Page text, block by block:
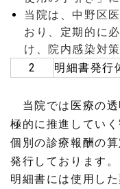
当院は、中野区
おり、定期的に
け、院内感染対
2
明細書発行
当院では医療の透
極的に推進してい
個別の診療報酬の
発行しております。
明細書には使用し